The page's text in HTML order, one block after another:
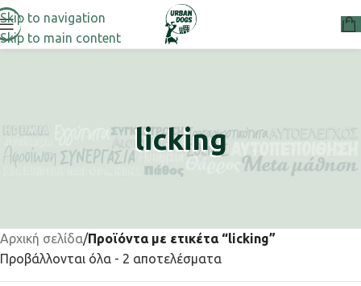
Skip to navigation
Skip to main content
licking
Αρχική σελίδα/Προϊόντα με ετικέτα “licking”
Προβάλλονται όλα - 2 αποτελέσματα